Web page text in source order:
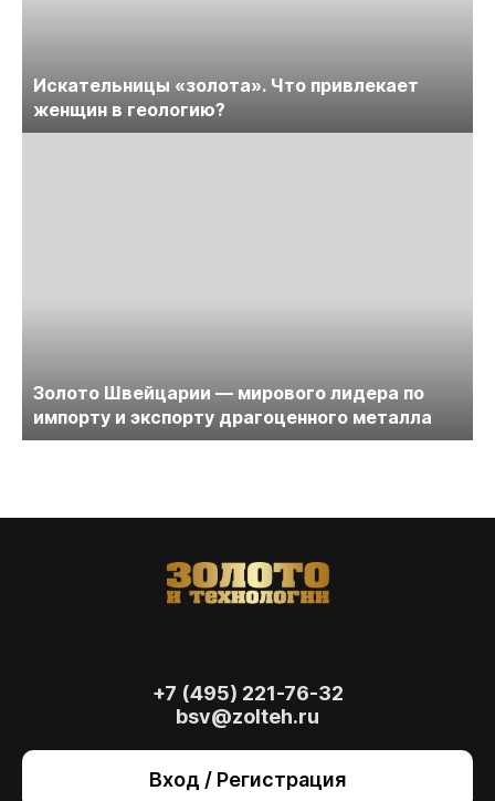
Искательницы «золота». Что привлекает
женщин в геологию?
Золото Швейцарии — мирового лидера по
импорту и экспорту драгоценного металла
+7 (495) 221-76-32
bsv@zolteh.ru
Вход / Регистрация
также для анализа сайта и улучшения